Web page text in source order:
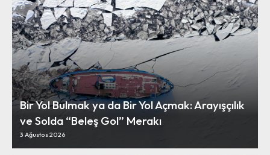
Bir Yol Bulmak ya da Bir Yol Açmak: Arayışçılık
ve Solda “Beleş Gol” Merakı
3 Ağustos 2026